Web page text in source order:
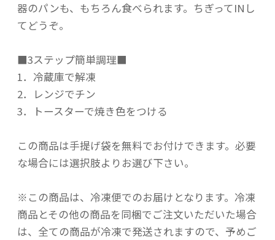
器のパンも、もちろん食べられます。ちぎってINし
てどうぞ。
■3ステップ簡単調理■
1．冷蔵庫で解凍
2．レンジでチン
3．トースターで焼き色をつける
この商品は手提げ袋を無料でお付けできます。必要
な場合には選択肢よりお選び下さい。
※この商品は、冷凍便でのお届けとなります。冷凍
商品とその他の商品を同梱でご注文いただいた場合
は、全ての商品が冷凍で発送されますので、予めご